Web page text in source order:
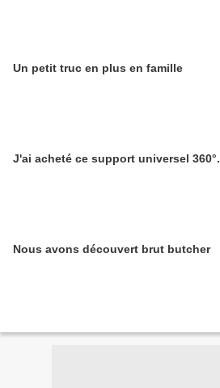
Un petit truc en plus en famille
J'ai acheté ce support universel 360°.
Nous avons découvert brut butcher